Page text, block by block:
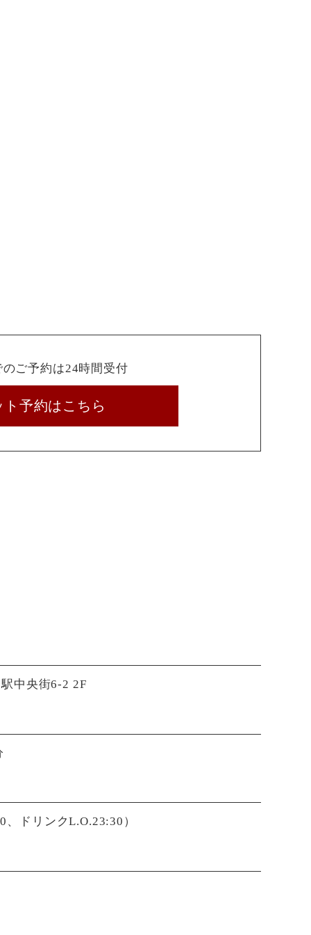
ご予約は24時間受付
ト予約はこちら
中央街6-2 2F
ドリンクL.O.23:30）